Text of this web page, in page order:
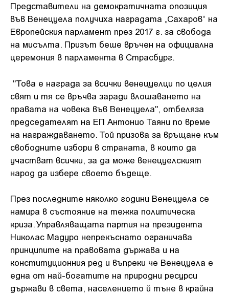
Представители на демократичната опозиция
във Венецуела получиха наградата „Сахаров“ на
Европейския парламент през 2017 г. за свобода
на мисълта. Призът беше връчен на официална
церемония в парламента в Страсбург.
"Това е награда за всички венецуелци по целия
свят и тя се връчва заради влошаването на
правата на човека във Венецуела", отбеляза
председателят на ЕП Антонио Таяни по време
на награждаването. Той призова за връщане към
свободните избори в страната, в които да
участват всички, за да може венецуелският
народ да избере своето бъдеще.
През последните няколко години Венецуела се
намира в състояние на тежка политическа
криза. Управляващата партия на президента
Николас Мадуро непрекъснато ограничава
принципите на правовата държава и на
конституционния ред и въпреки че Венецуела е
една от най-богатите на природни ресурси
държави в света, населението й тъне в крайна